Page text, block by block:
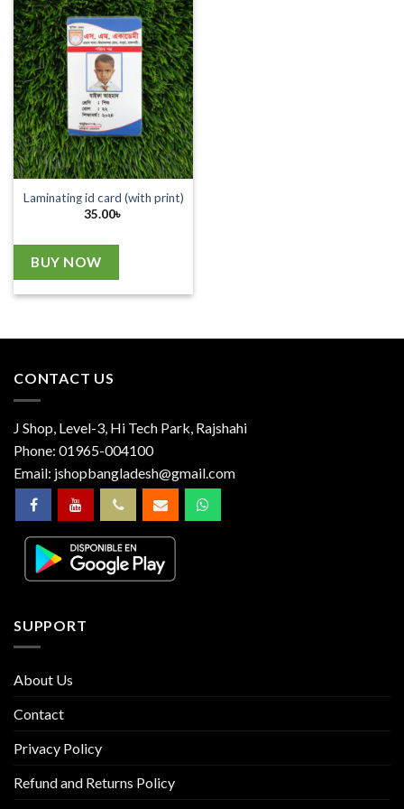
Laminating id card (with print)
35.00৳
BUY NOW
CONTACT US
J Shop, Level-3, Hi Tech Park, Rajshahi
Phone: 01965-004100
Email: jshopbangladesh@gmail.com
SUPPORT
About Us
Contact
Privacy Policy
Refund and Returns Policy